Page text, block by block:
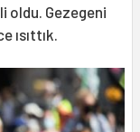
oldu. Gezegeni
ısıttık.